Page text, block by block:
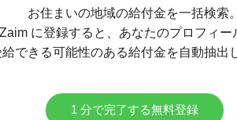
お住まいの地域の給付金を一括検索。
Zaim に登録すると、あなたのプロフィー
給できる可能性のある給付金を自動抽出
1 分で完了する無料登録